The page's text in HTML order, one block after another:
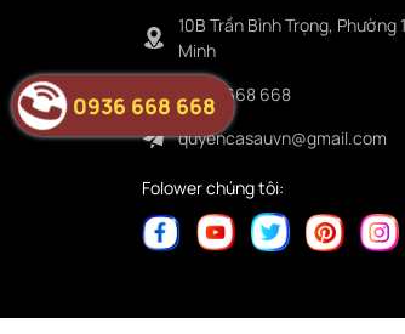
10B Trần Bình Trọng, Phường
Minh
0936 668 668
quyencasauvn@gmail.com
Folower chúng tôi:
0936 668 668